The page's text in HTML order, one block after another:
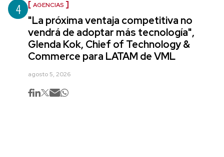
4 AGENCIAS
"La próxima ventaja competitiva no
vendrá de adoptar más tecnología",
Glenda Kok, Chief of Technology &
Commerce para LATAM de VML
agosto 5, 2026